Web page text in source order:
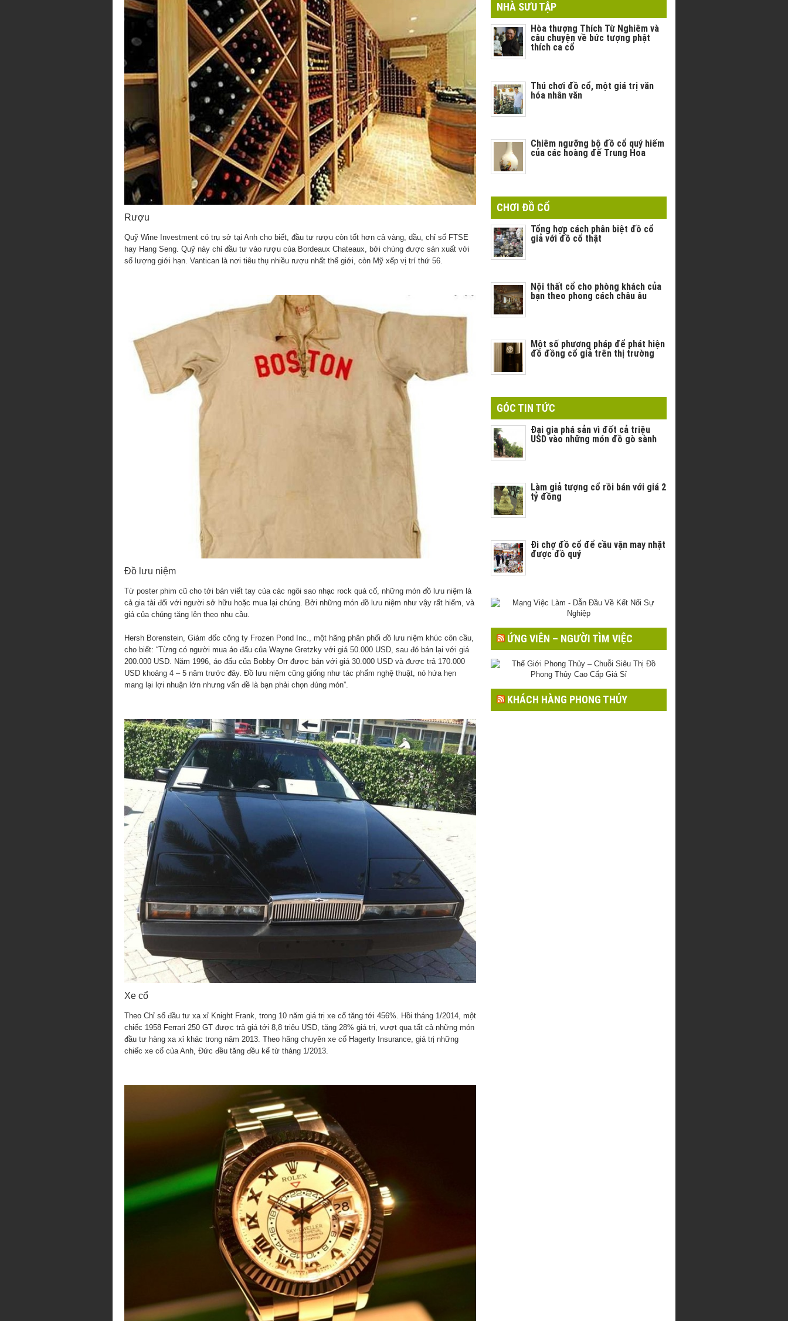
Rượu
Quỹ Wine Investment có trụ sở tại Anh cho biết, đầu tư rượu còn tốt hơn cả vàng, dầu, chỉ số FTSE
hay Hang Seng. Quỹ này chỉ đầu tư vào rượu của Bordeaux Chateaux, bởi chúng được sản xuất với
số lượng giới hạn. Vantican là nơi tiêu thụ nhiều rượu nhất thế giới, còn Mỹ xếp vị trí thứ 56.
Đồ lưu niệm
Từ poster phim cũ cho tới bản viết tay của các ngôi sao nhạc rock quá cố, những món đồ lưu niệm là
cả gia tài đối với người sở hữu hoặc mua lại chúng. Bởi những món đồ lưu niệm như vậy rất hiếm, và
giá của chúng tăng lên theo nhu cầu.
Hersh Borenstein, Giám đốc công ty Frozen Pond Inc., một hãng phân phối đồ lưu niệm khúc côn cầu,
cho biết: “Từng có người mua áo đấu của Wayne Gretzky với giá 50.000 USD, sau đó bán lại với giá
200.000 USD. Năm 1996, áo đấu của Bobby Orr được bán với giá 30.000 USD và được trả 170.000
USD khoảng 4 – 5 năm trước đây. Đồ lưu niệm cũng giống như tác phẩm nghệ thuật, nó hứa hẹn
mang lại lợi nhuận lớn nhưng vấn đề là bạn phải chọn đúng món”.
Xe cổ
Theo Chỉ số đầu tư xa xỉ Knight Frank, trong 10 năm giá trị xe cổ tăng tới 456%. Hồi tháng 1/2014, một
chiếc 1958 Ferrari 250 GT được trả giá tới 8,8 triệu USD, tăng 28% giá trị, vượt qua tất cả những món
đầu tư hàng xa xỉ khác trong năm 2013. Theo hãng chuyên xe cổ Hagerty Insurance, giá trị những
chiếc xe cổ của Anh, Đức đều tăng đều kể từ tháng 1/2013.
NHÀ SƯU TẬP
Hòa thượng Thích Từ Nghiêm và
câu chuyện về bức tượng phật
thích ca cổ
Thú chơi đồ cổ, một giá trị văn
hóa nhân văn
Chiêm ngưỡng bộ đồ cổ quý hiếm
của các hoàng đế Trung Hoa
CHƠI ĐỒ CỔ
Tổng hợp cách phân biệt đồ cổ
giả với đồ cổ thật
Nội thất cổ cho phòng khách của
bạn theo phong cách châu âu
Một số phương pháp để phát hiện
đồ đồng cổ giả trên thị trường
GÓC TIN TỨC
Đại gia phá sản vì đốt cả triệu
USD vào những món đồ gò sành
Làm giả tượng cổ rồi bán với giá 2
tỷ đồng
Đi chợ đồ cổ để cầu vận may nhặt
được đồ quý
ỨNG VIÊN – NGƯỜI TÌM VIỆC
KHÁCH HÀNG PHONG THỦY